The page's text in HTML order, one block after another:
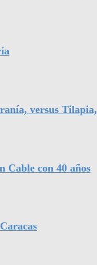
versus
Cable con 40 años